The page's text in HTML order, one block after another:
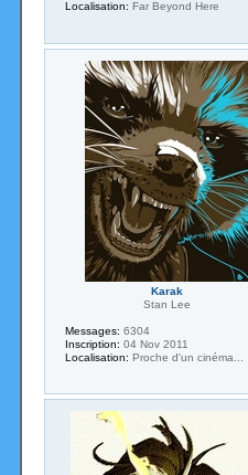
Localisation: Far Beyond Here
Karak
Stan Lee
Messages: 6304
Inscription: 04 Nov 2011
Localisation: Proche d'un cinéma...